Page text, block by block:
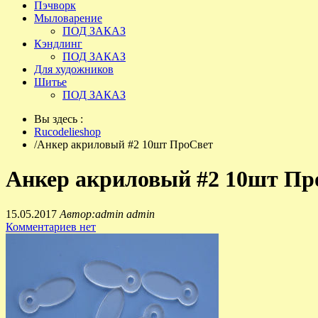
Пэчворк
Мыловарение
ПОД ЗАКАЗ
Кэндлинг
ПОД ЗАКАЗ
Для художников
Шитье
ПОД ЗАКАЗ
Вы здесь :
Rucodelieshop
/Анкер акриловый #2 10шт ПроСвет
Анкер акриловый #2 10шт
15.05.2017 Автор:admin admin
Комментариев нет